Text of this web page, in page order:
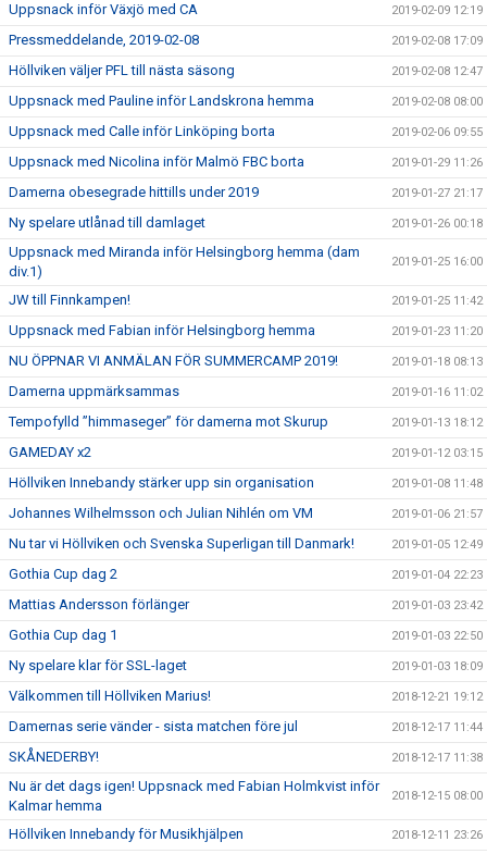
Uppsnack inför Växjö med CA 2019-02-09 12:19
Pressmeddelande, 2019-02-08 2019-02-08 17:09
Höllviken väljer PFL till nästa säsong 2019-02-08 12:47
Uppsnack med Pauline inför Landskrona hemma 2019-02-08 08:00
Uppsnack med Calle inför Linköping borta 2019-02-06 09:55
Uppsnack med Nicolina inför Malmö FBC borta 2019-01-29 11:26
Damerna obesegrade hittills under 2019 2019-01-27 21:17
Ny spelare utlånad till damlaget 2019-01-26 00:18
Uppsnack med Miranda inför Helsingborg hemma (dam
div.1)
2019-01-25 16:00
JW till Finnkampen! 2019-01-25 11:42
Uppsnack med Fabian inför Helsingborg hemma 2019-01-23 11:20
NU ÖPPNAR VI ANMÄLAN FÖR SUMMERCAMP 2019! 2019-01-18 08:13
Damerna uppmärksammas 2019-01-16 11:02
Tempofylld ”himmaseger” för damerna mot Skurup 2019-01-13 18:12
GAMEDAY x2 2019-01-12 03:15
Höllviken Innebandy stärker upp sin organisation 2019-01-08 11:48
Johannes Wilhelmsson och Julian Nihlén om VM 2019-01-06 21:57
Nu tar vi Höllviken och Svenska Superligan till Danmark! 2019-01-05 12:49
Gothia Cup dag 2 2019-01-04 22:23
Mattias Andersson förlänger 2019-01-03 23:42
Gothia Cup dag 1 2019-01-03 22:50
Ny spelare klar för SSL-laget 2019-01-03 18:09
Välkommen till Höllviken Marius! 2018-12-21 19:12
Damernas serie vänder - sista matchen före jul 2018-12-17 11:44
SKÅNEDERBY! 2018-12-17 11:38
Nu är det dags igen! Uppsnack med Fabian Holmkvist inför
Kalmar hemma
2018-12-15 08:00
Höllviken Innebandy för Musikhjälpen 2018-12-11 23:26